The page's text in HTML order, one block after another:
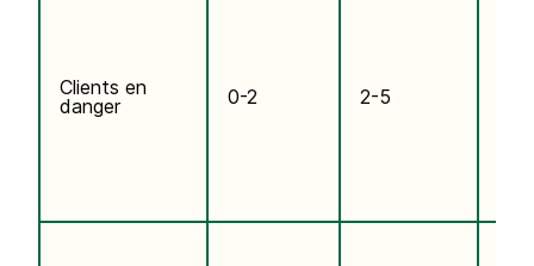
Clients en
danger
0-2 2-5